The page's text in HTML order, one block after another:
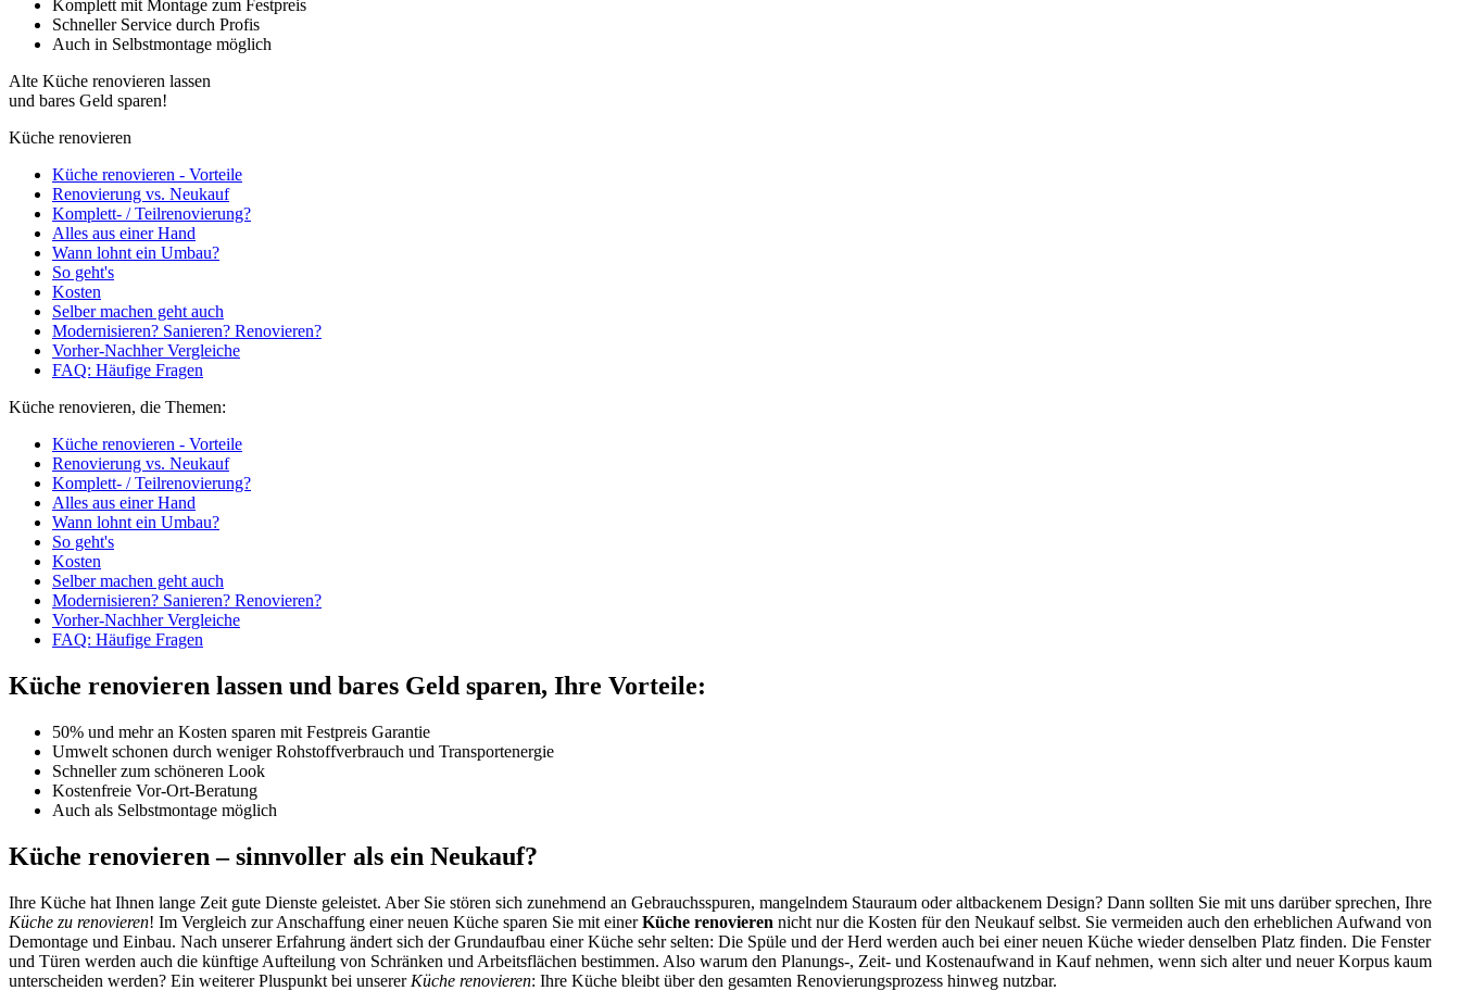
Komplett mit Montage zum Festpreis
Schneller Service durch Profis
Auch in Selbstmontage möglich
Alte Küche renovieren lassen
und bares Geld sparen!
Küche renovieren
Küche renovieren - Vorteile
Renovierung vs. Neukauf
Komplett- / Teilrenovierung?
Alles aus einer Hand
Wann lohnt ein Umbau?
So geht's
Kosten
Selber machen geht auch
Modernisieren? Sanieren? Renovieren?
Vorher-Nachher Vergleiche
FAQ: Häufige Fragen
Küche renovieren, die Themen:
Küche renovieren - Vorteile
Renovierung vs. Neukauf
Komplett- / Teilrenovierung?
Alles aus einer Hand
Wann lohnt ein Umbau?
So geht's
Kosten
Selber machen geht auch
Modernisieren? Sanieren? Renovieren?
Vorher-Nachher Vergleiche
FAQ: Häufige Fragen
Küche renovieren lassen und bares Geld sparen, Ihre Vorteile:
50% und mehr an Kosten sparen mit Festpreis Garantie
Umwelt schonen durch weniger Rohstoffverbrauch und Transportenergie
Schneller zum schöneren Look
Kostenfreie Vor-Ort-Beratung
Auch als Selbstmontage möglich
Küche renovieren – sinnvoller als ein Neukauf?
Ihre Küche hat Ihnen lange Zeit gute Dienste geleistet. Aber Sie stören sich zunehmend an Gebrauchsspuren, mangelndem Stauraum oder altbackenem Design? Dann sollten Sie mit uns darüber sprechen, Ihre
Küche zu renovieren! Im Vergleich zur Anschaffung einer neuen Küche sparen Sie mit einerKüche renovieren nicht nur die Kosten für den Neukauf selbst. Sie vermeiden auch den erheblichen Aufwand von
Demontage und Einbau. Nach unserer Erfahrung ändert sich der Grundaufbau einer Küche sehr selten: Die Spüle und der Herd werden auch bei einer neuen Küche wieder denselben Platz finden. Die Fenster
und Türen werden auch die künftige Aufteilung von Schränken und Arbeitsflächen bestimmen. Also warum den Planungs-, Zeit- und Kostenaufwand in Kauf nehmen, wenn sich alter und neuer Korpus kaum
unterscheiden werden? Ein weiterer Pluspunkt bei unserer Küche renovieren: Ihre Küche bleibt über den gesamten Renovierungsprozess hinweg nutzbar.